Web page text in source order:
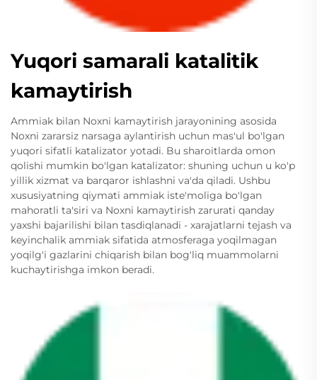
Yuqori samarali katalitik
kamaytirish
Ammiak bilan Noxni kamaytirish jarayonining asosida
Noxni zararsiz narsaga aylantirish uchun mas'ul bo'lgan
yuqori sifatli katalizator yotadi. Bu sharoitlarda omon
qolishi mumkin bo'lgan katalizator: shuning uchun u ko'p
yillik xizmat va barqaror ishlashni va'da qiladi. Ushbu
xususiyatning qiymati ammiak iste'moliga bo'lgan
mahoratli ta'siri va Noxni kamaytirish zarurati qanday
yaxshi bajarilishi bilan tasdiqlanadi - xarajatlarni tejash va
keyinchalik ammiak sifatida atmosferaga yoqilmagan
yoqilg'i gazlarini chiqarish bilan bog'liq muammolarni
kuchaytirishga imkon beradi.